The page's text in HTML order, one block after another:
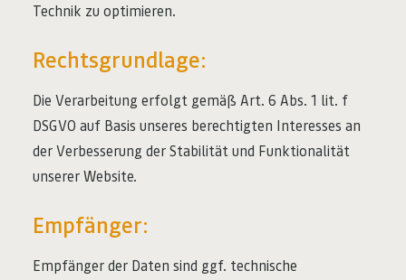
Technik zu optimieren.
Rechtsgrundlage:
Die Verarbeitung erfolgt gemäß Art. 6 Abs. 1 lit. f
DSGVO auf Basis unseres berechtigten Interesses an
der Verbesserung der Stabilität und Funktionalität
unserer Website.
Empfänger:
Empfänger der Daten sind ggf. technische